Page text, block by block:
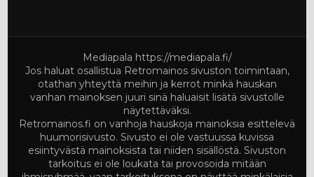
Mediapala https://mediapala.fi/
Jos haluat osallistua Retromainos sivuston toimintaan,
otathan yhteyttä meihin ja kerrot minkä hauskan
vanhan mainoksen juuri sinä haluaisit lisätä sivustolle
näytettäväksi.
Retromainos.fi on vanhoja hauskoja mainoksia esittelevä
huumorisivusto. Sivusto ei ole vastuussa kuvissa
esiintyvästä mainoksista tai niiden sisällöstä. Sivuston
tarkoitus ei ole loukata tai provosoida mitään